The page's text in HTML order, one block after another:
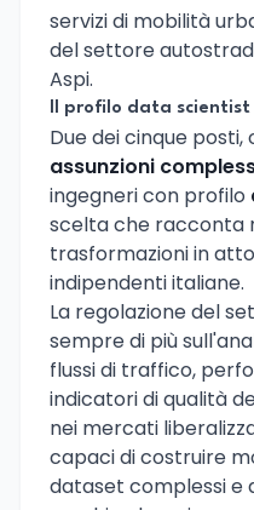
servizi di mobilità
del settore
Aspi.
Il profilo data scientist
Due dei cinque posti,
assunzioni
ingegneri con profilo
scelta che racconta
trasformazioni in
indipendenti italiane.
La regolazione del
sempre di più
flussi di traffico,
indicatori di qualità
nei mercati
capaci di costruire
dataset complessi e